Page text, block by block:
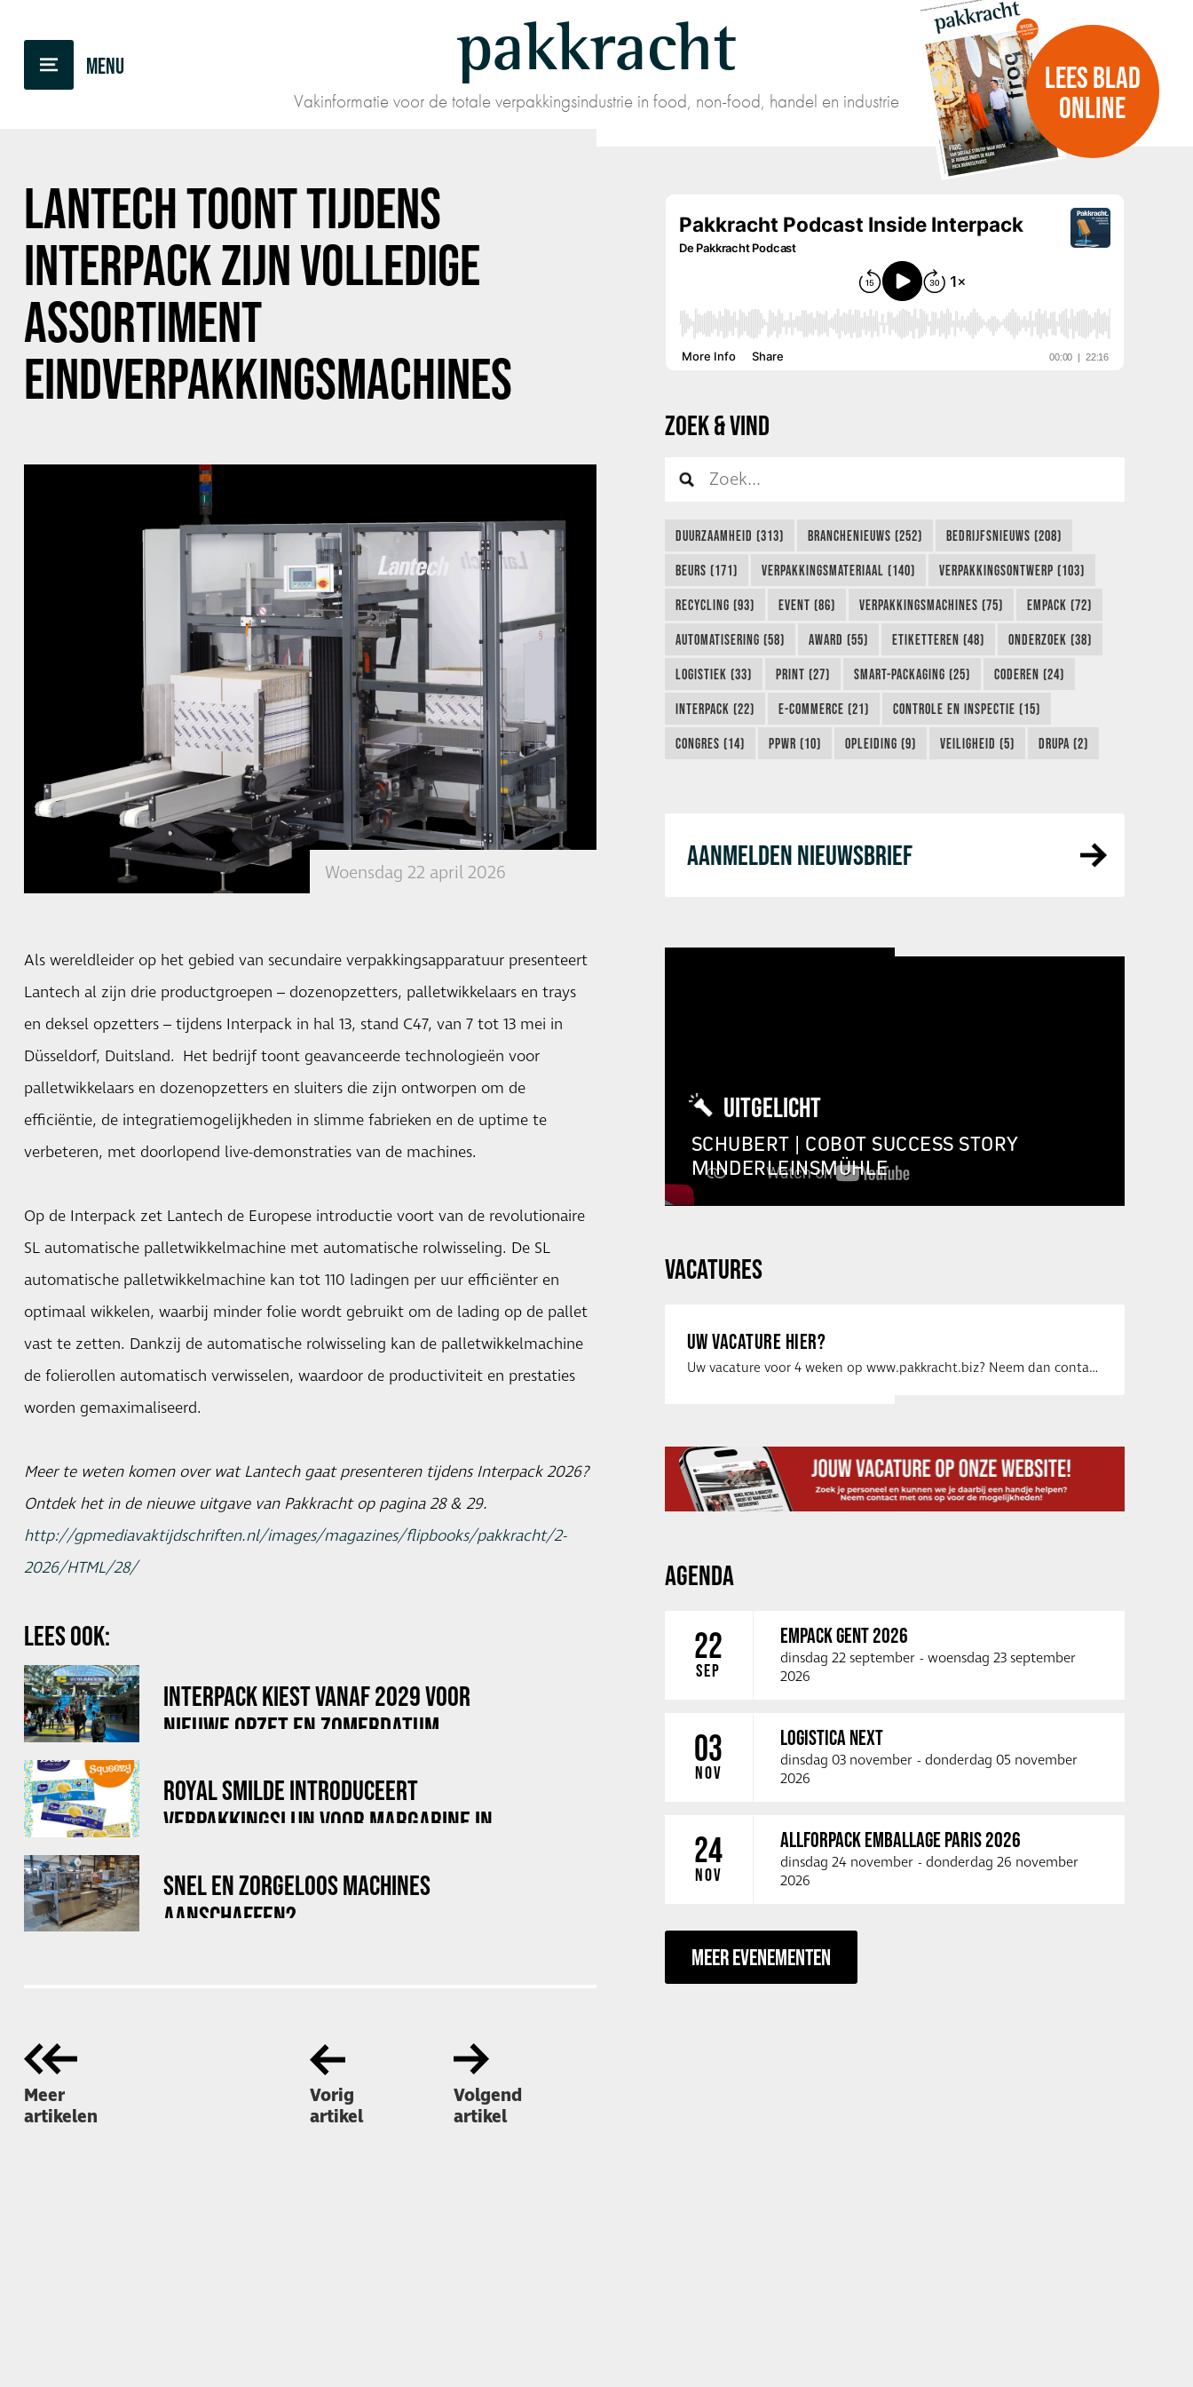
pakkracht
Vakinformatie voor de totale verpakkingsindustrie in food, non-food, handel en industrie
LEES BLAD
ONLINE
LANTECH TOONT TIJDENS
INTERPACK ZIJN VOLLEDIGE
ASSORTIMENT
EINDVERPAKKINGSMACHINES
Woensdag 22 april 2026
Als wereldleider op het gebied van secundaire verpakkingsapparatuur presenteert
Lantech al zijn drie productgroepen – dozenopzetters, palletwikkelaars en trays
en deksel opzetters – tijdens Interpack in hal 13, stand C47, van 7 tot 13 mei in
Düsseldorf, Duitsland. Het bedrijf toont geavanceerde technologieën voor
palletwikkelaars en dozenopzetters en sluiters die zijn ontworpen om de
efficiëntie, de integratiemogelijkheden in slimme fabrieken en de uptime te
verbeteren, met doorlopend live-demonstraties van de machines.
Op de Interpack zet Lantech de Europese introductie voort van de revolutionaire
SL automatische palletwikkelmachine met automatische rolwisseling. De SL
automatische palletwikkelmachine kan tot 110 ladingen per uur efficiënter en
optimaal wikkelen, waarbij minder folie wordt gebruikt om de lading op de pallet
vast te zetten. Dankzij de automatische rolwisseling kan de palletwikkelmachine
de folierollen automatisch verwisselen, waardoor de productiviteit en prestaties
worden gemaximaliseerd.
Meer te weten komen over wat Lantech gaat presenteren tijdens Interpack 2026?
Ontdek het in de nieuwe uitgave van Pakkracht op pagina 28 & 29.
http://gpmediavaktijdschriften.nl/images/magazines/flipbooks/pakkracht/2-
2026/HTML/28/
LEES OOK:
INTERPACK KIEST VANAF 2029 VOOR
NIEUWE OPZET EN ZOMERDATUM
ROYAL SMILDE INTRODUCEERT
VERPAKKINGSLIJN VOOR MARGARINE IN
SNEL EN ZORGELOOS MACHINES
AANSCHAFFEN?
Meer
artikelen
Vorig
artikel
Volgend
artikel
ZOEK & VIND
DUURZAAMHEID (313) BRANCHENIEUWS (252) BEDRIJFSNIEUWS (208)
BEURS (171) VERPAKKINGSMATERIAAL (140) VERPAKKINGSONTWERP (103)
RECYCLING (93) EVENT (86) VERPAKKINGSMACHINES (75) EMPACK (72)
AUTOMATISERING (58) AWARD (55) ETIKETTEREN (48) ONDERZOEK (38)
LOGISTIEK (33) PRINT (27) SMART-PACKAGING (25) CODEREN (24)
INTERPACK (22) E-COMMERCE (21) CONTROLE EN INSPECTIE (15)
CONGRES (14) PPWR (10) OPLEIDING (9) VEILIGHEID (5) DRUPA (2)
AANMELDEN NIEUWSBRIEF
UITGELICHT
SCHUBERT | COBOT SUCCESS STORY
MINDERLEINSMÜHLE
VACATURES
UW VACATURE HIER?
Uw vacature voor 4 weken op www.pakkracht.biz? Neem dan contact op met Yannick van …
AGENDA
22
SEP
EMPACK GENT 2026
dinsdag 22 september - woensdag 23 september
2026
03
NOV
LOGISTICA NEXT
dinsdag 03 november - donderdag 05 november
2026
24
NOV
ALLFORPACK EMBALLAGE PARIS 2026
dinsdag 24 november - donderdag 26 november
2026
MEER EVENEMENTEN